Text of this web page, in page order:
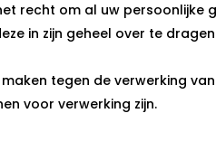
recht om al uw persoonlijke
in zijn geheel over te
tegen de verwerking
voor verwerking zijn.